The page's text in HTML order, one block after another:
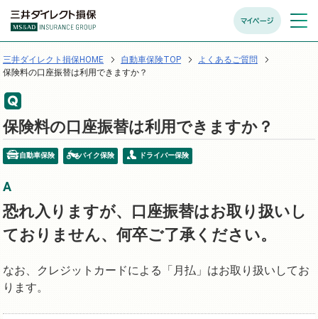
マイページ メニュ
開く
三井ダイレクト損保HOME 自動車保険TOP
よくあるご質問
保険料の口座振替は利用できますか？
保険料の口座振替は利用できますか？
自動車保険 バイク保険 ドライバー保険
恐れ入りますが、口座振替はお取り扱いし
ておりません、何卒ご了承ください。
なお、クレジットカードによる「月払」はお取り扱いしてお
ります。